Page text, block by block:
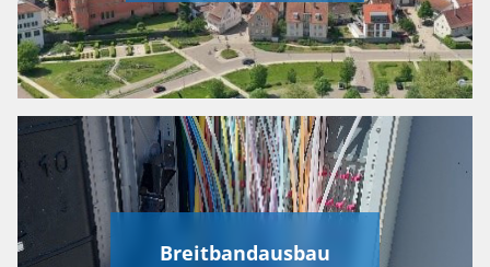
Breitbandausbau